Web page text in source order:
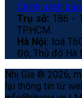
Chính sách
Trụ sở: 186 -
TP.HCM.
Hà Nội: toà
Đô, Thủ đô Hà
Nhị Gia ® 2026,
lại thông tin từ